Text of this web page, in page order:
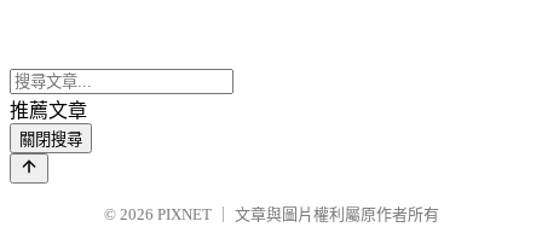
推薦文章
關閉搜尋
© 2026 PIXNET
文章與圖片權利屬原作者所有